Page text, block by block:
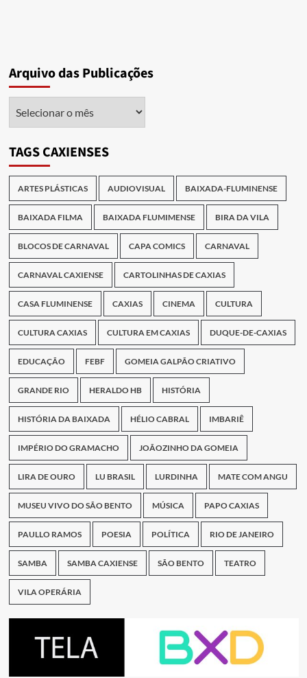
Arquivo das Publicações
TAGS CAXIENSES
ARTES PLÁSTICAS AUDIOVISUAL BAIXADA-FLUMINENSE
BAIXADA FILMA BAIXADA FLUMIMENSE BIRA DA VILA
BLOCOS DE CARNAVAL CAPA COMICS CARNAVAL
CARNAVAL CAXIENSE CARTOLINHAS DE CAXIAS
CASA FLUMINENSE CAXIAS CINEMA CULTURA
CULTURA CAXIAS CULTURA EM CAXIAS DUQUE-DE-CAXIAS
EDUCAÇÃO FEBF GOMEIA GALPÃO CRIATIVO
GRANDE RIO HERALDO HB HISTÓRIA
HISTÓRIA DA BAIXADA HÉLIO CABRAL IMBARIÊ
IMPÉRIO DO GRAMACHO JOÃOZINHO DA GOMEIA
LIRA DE OURO LU BRASIL LURDINHA MATE COM ANGU
MUSEU VIVO DO SÃO BENTO MÚSICA PAPO CAXIAS
PAULLO RAMOS POESIA POLÍTICA RIO DE JANEIRO
SAMBA SAMBA CAXIENSE SÃO BENTO TEATRO
VILA OPERÁRIA